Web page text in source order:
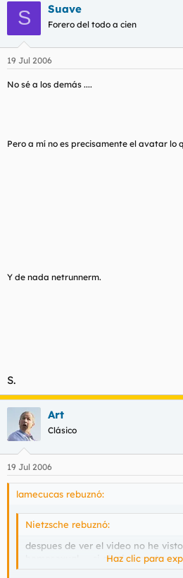
S Suave
Forero del todo a cien
19 Jul 2006
No sé a los demás ....
Pero a mí no es precisamente el avatar lo
Y de nada netrunnerm.
S.
Art
Clásico
19 Jul 2006
lamecucas rebuznó:
Nietzsche rebuznó:
despues de ver el video no he
homosexual .... si alguien me lo
Haz clic para